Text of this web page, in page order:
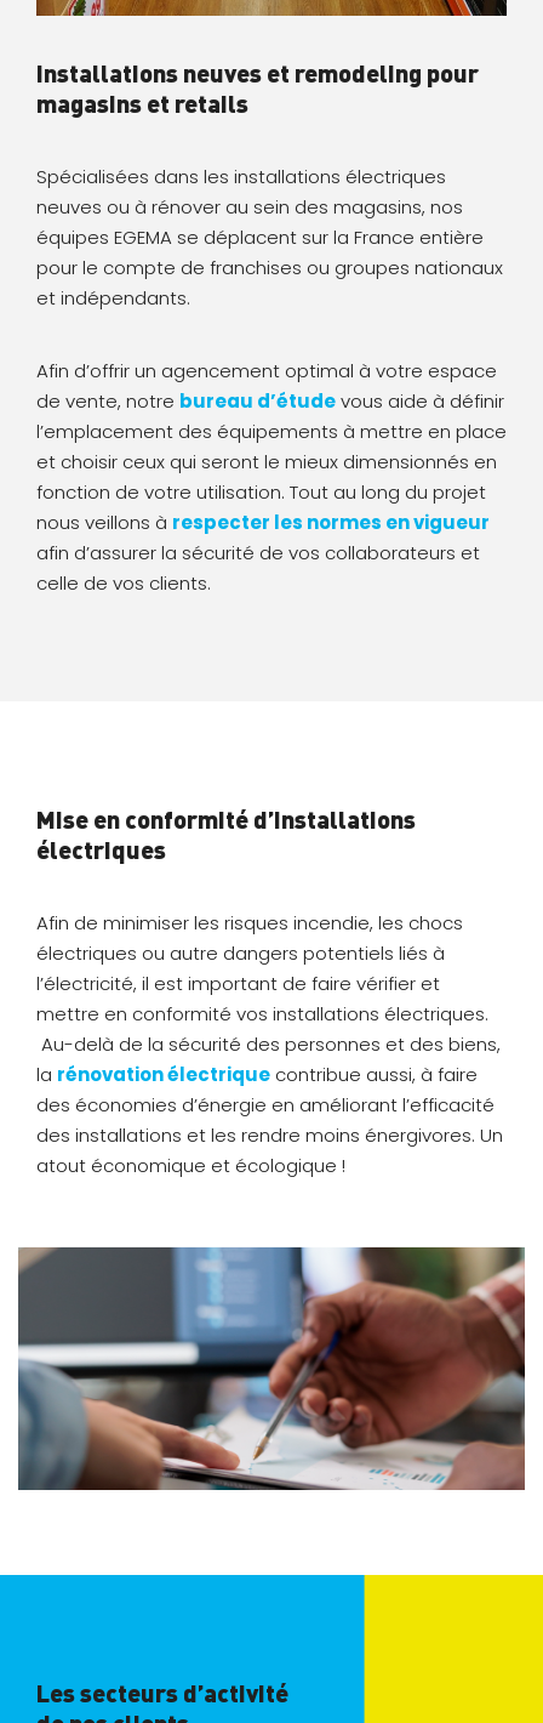
Installations neuves et remodeling pour
magasins et retails
Spécialisées dans les installations électriques
neuves ou à rénover au sein des magasins, nos
équipes EGEMA se déplacent sur la France entière
pour le compte de franchises ou groupes nationaux
et indépendants.
Afin d’offrir un agencement optimal à votre espace
de vente, notre bureau d’étudevous aide à définir
l’emplacement des équipements à mettre en place
et choisir ceux qui seront le mieux dimensionnés en
fonction de votre utilisation. Tout au long du projet
nous veillons à respecter les normes en vigueur
afin d’assurer la sécurité de vos collaborateurs et
celle de vos clients.
Mise en conformité d’installations
électriques
Afin de minimiser les risques incendie, les chocs
électriques ou autre dangers potentiels liés à
l’électricité, il est important de faire vérifier et
mettre en conformité vos installations électriques.
Au-delà de la sécurité des personnes et des biens,
la rénovation électrique contribue aussi, à faire
des économies d’énergie en améliorant l’efficacité
des installations et les rendre moins énergivores. Un
atout économique et écologique !
Les secteurs d’activité